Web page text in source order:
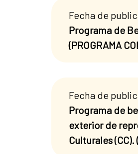
Fecha de
Programa de
(PROGRAMA
Fecha de
Programa de
exterior de
Culturales (CC).